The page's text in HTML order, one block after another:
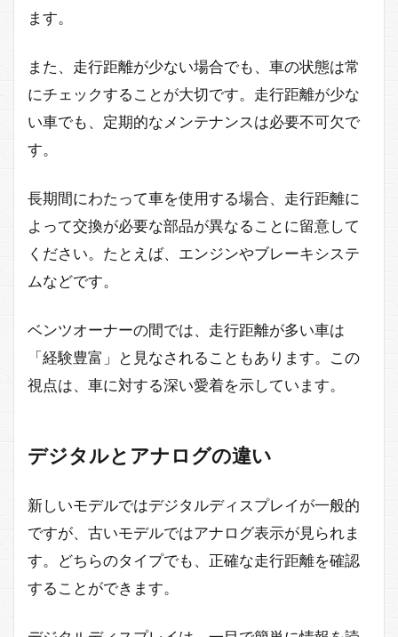
ます。
また、走行距離が少ない場合でも、車の状態は常
にチェックすることが大切です。走行距離が少な
い車でも、定期的なメンテナンスは必要不可欠で
す。
長期間にわたって車を使用する場合、走行距離に
よって交換が必要な部品が異なることに留意して
ください。たとえば、エンジンやブレーキシステ
ムなどです。
ベンツオーナーの間では、走行距離が多い車は
「経験豊富」と見なされることもあります。この
視点は、車に対する深い愛着を示しています。
デジタルとアナログの違い
新しいモデルではデジタルディスプレイが一般的
ですが、古いモデルではアナログ表示が見られま
す。どちらのタイプでも、正確な走行距離を確認
することができます。